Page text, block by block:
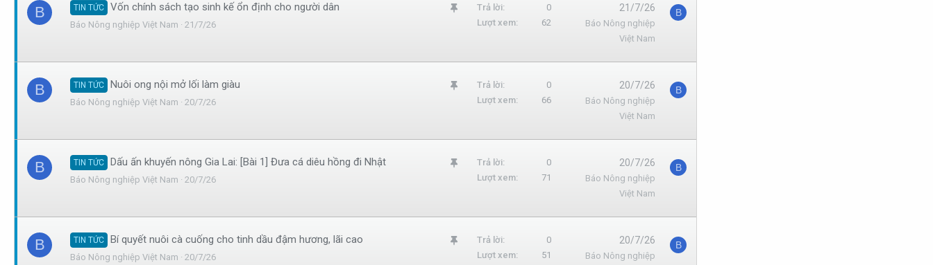
B
G
m
TIN TỨC Vốn chính sách tạo sinh kế ổn định cho người dân
Báo Nông nghiệp Việt Nam 21/7/26
Trả lời
0
Lượt xem
62
21/7/26
Báo Nông nghiệp
Việt Nam
B
B
G
m
TIN TỨC Nuôi ong nội mở lối làm giàu
Báo Nông nghiệp Việt Nam 20/7/26
Trả lời
0
Lượt xem
66
20/7/26
Báo Nông nghiệp
Việt Nam
B
B
G
m
TIN TỨC Dấu ấn khuyến nông Gia Lai: [Bài 1] Đưa cá diêu hồng đi Nhật
Báo Nông nghiệp Việt Nam 20/7/26
Trả lời
0
Lượt xem
71
20/7/26
Báo Nông nghiệp
Việt Nam
B
B
G
TIN TỨC Bí quyết nuôi cà cuống cho tinh dầu đậm hương, lãi cao
Báo Nông nghiệp Việt Nam 20/7/26
Trả lời
0
Lượt xem
51
20/7/26
Báo Nông nghiệp
B